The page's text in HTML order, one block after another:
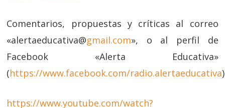
Comentarios, propuestas y críticas al correo
«alertaeducativa@gmail.com», o al perfil de
Facebook «Alerta Educativa»
(https://www.facebook.com/radio.alertaeducativa
https://www.youtube.com/watch?